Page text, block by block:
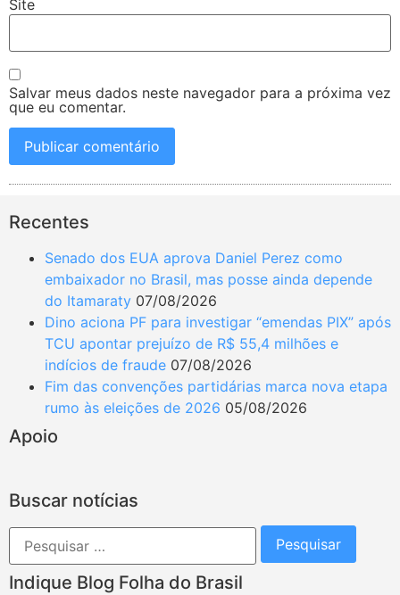
Site
Salvar meus dados neste navegador para a próxima vez
que eu comentar.
Recentes
Senado dos EUA aprova Daniel Perez como
embaixador no Brasil, mas posse ainda depende
do Itamaraty 07/08/2026
Dino aciona PF para investigar “emendas PIX” após
TCU apontar prejuízo de R$ 55,4 milhões e
indícios de fraude 07/08/2026
Fim das convenções partidárias marca nova etapa
rumo às eleições de 2026 05/08/2026
Apoio
Buscar notícias
Indique Blog Folha do Brasil